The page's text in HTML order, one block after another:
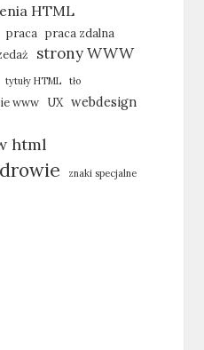
HTML
praca praca zdalna
strony WWW
tytuły HTML tło
www UX webdesign
html
znaki specjalne